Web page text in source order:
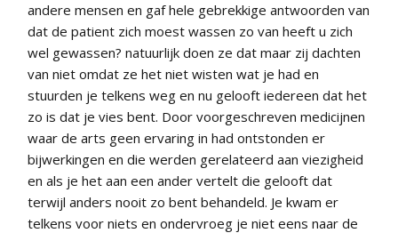
andere mensen en gaf hele gebrekkige antwoorden van
dat de patient zich moest wassen zo van heeft u zich
wel gewassen? natuurlijk doen ze dat maar zij dachten
van niet omdat ze het niet wisten wat je had en
stuurden je telkens weg en nu gelooft iedereen dat het
zo is dat je vies bent. Door voorgeschreven medicijnen
waar de arts geen ervaring in had ontstonden er
bijwerkingen en die werden gerelateerd aan viezigheid
en als je het aan een ander vertelt die gelooft dat
terwijl anders nooit zo bent behandeld. Je kwam er
telkens voor niets en ondervroeg je niet eens naar de